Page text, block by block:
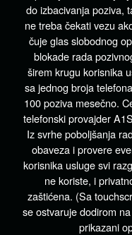
do izbacivanja poziva,
ne treba čekati vezu
čuje glas slobodnog
blokade rada
širem krugu korisnika
sa jednog broja
100 poziva mesečno.
telefonski provajder
Iz svrhe poboljšanja
obaveza i provere
korisnika usluge svi
ne koriste, i
zaštićena. (Sa
se ostvaruje dodirom
prikazani